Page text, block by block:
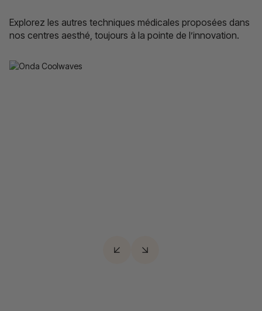
Explorez les autres techniques médicales proposées dans
nos centres aesthé, toujours à la pointe de l’innovation.